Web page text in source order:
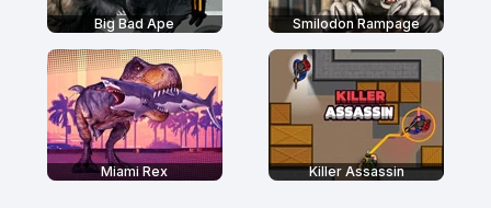
Big Bad Ape Smilodon Rampage
Miami Rex Killer Assassin